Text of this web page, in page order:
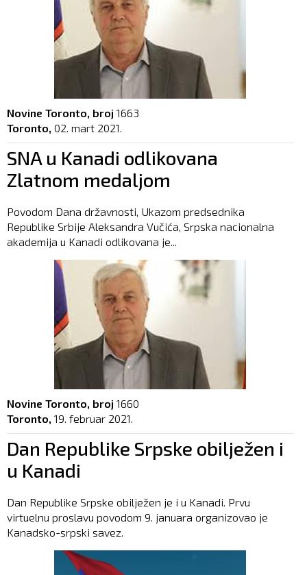
Novine Toronto, broj 1663
Toronto, 02. mart 2021.
SNA u Kanadi odlikovana
Zlatnom medaljom
Povodom Dana državnosti, Ukazom predsednika
Republike Srbije Aleksandra Vučića, Srpska nacionalna
akademija u Kanadi odlikovana je...
Novine Toronto, broj 1660
Toronto, 19. februar 2021.
Dan Republike Srpske obilježen i
u Kanadi
Dan Republike Srpske obilježen je i u Kanadi. Prvu
virtuelnu proslavu povodom 9. januara organizovao je
Kanadsko-srpski savez.